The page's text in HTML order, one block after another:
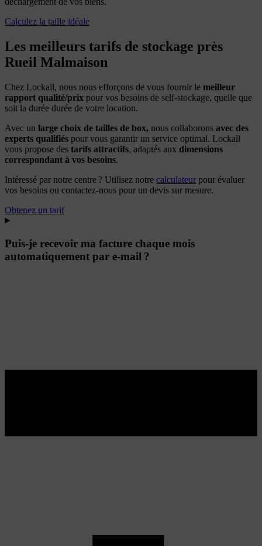
Calculez la taille idéale
Les meilleurs tarifs de stockage près
Rueil Malmaison
Chez Lockall, nous nous efforçons de vous fournir le meilleur
rapport qualité/prix pour vos besoins de self-stockage, quelle que
soit la durée durée de votre location.
Avec un large choix de tailles de box, nous collaborons avec des
experts qualifiés pour vous garantir un service optimal. Lockall
vous propose des tarifs attractifs, adaptés aux dimensions
correspondant à vos besoins.
Intéressé par notre centre ? Utilisez notre calculateur pour évaluer
vos besoins ou contactez-nous pour un devis sur mesure.
Obtenez un tarif
Puis-je recevoir ma facture chaque mois
automatiquement par e-mail ?